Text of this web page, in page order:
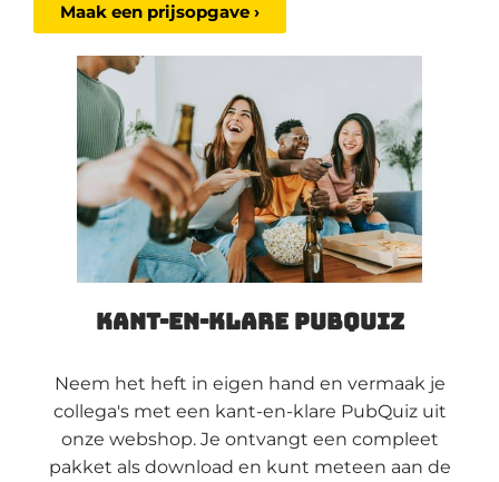
Maak een prijsopgave ›
Kant-en-klare PubQuiz
Neem het heft in eigen hand en vermaak je
collega's met een kant-en-klare PubQuiz uit
onze webshop. Je ontvangt een compleet
pakket als download en kunt meteen aan de